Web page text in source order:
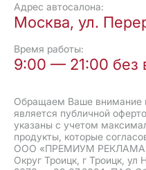
Адрес автосалона:
Москва, ул.
Время работы:
9:00 — 21:00 без
Обращаем Ваше внимание
является публичной
указаны с учетом
продукты, которые
ООО «ПРЕМИУМ РЕКЛАМА»
Округ Троицк, г Троицк,